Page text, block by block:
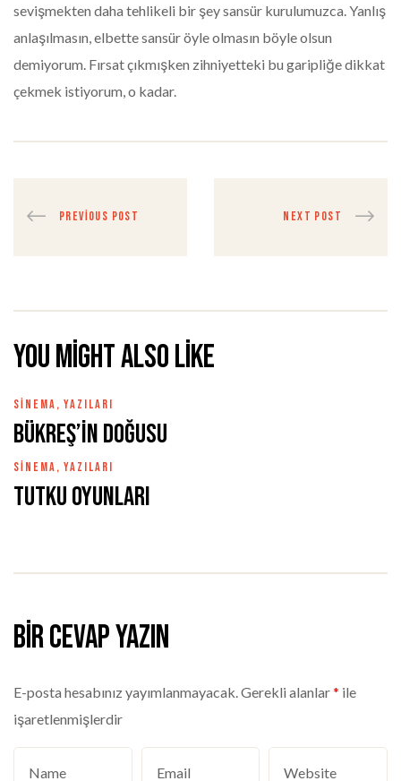
sevişmekten daha tehlikeli bir şey sansür kurulumuzca. Yanlış
anlaşılmasın, elbette sansür öyle olmasın böyle olsun
demiyorum. Fırsat çıkmışken zihniyetteki bu garipliğe dikkat
çekmek istiyorum, o kadar.
PREVIOUS POST NEXT POST
You might also like
SINEMA, YAZILARI
Bükreş’in Doğusu
SINEMA, YAZILARI
Tutku Oyunları
Bir cevap yazın
E-posta hesabınız yayımlanmayacak. Gerekli alanlar* ile
işaretlenmişlerdir